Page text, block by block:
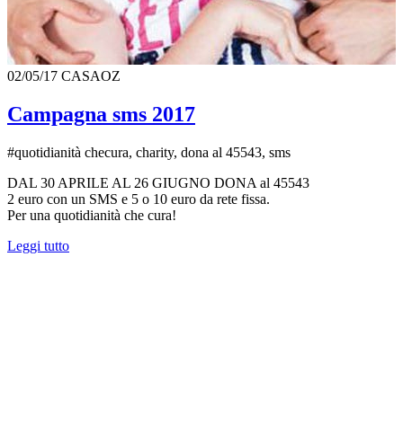
02/05/17 CASAOZ
Campagna sms 2017
#quotidianità checura, charity, dona al 45543, sms
DAL 30 APRILE AL 26 GIUGNO DONA al 45543
2 euro con un SMS e 5 o 10 euro da rete fissa.
Per una quotidianità che cura!
Leggi tutto